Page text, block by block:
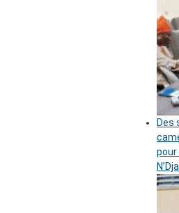
Des
pour